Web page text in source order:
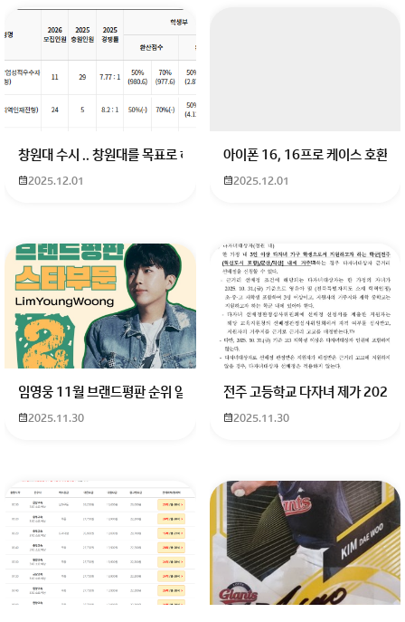
회원가입 혹은 광고 [X]를 누르면 내용이 보입니다
창원대 수시 .. 창원대를 목표로 하고 있는 09년생입니다 지금 제 내신이 5
2025.12.01
아이폰 16, 16프로 케이스 호환
2025.12.01
임영웅 11월 브랜드평판 순위 알고싶어요 임영웅 11월 브랜드평판에서
2025.11.30
전주 고등학교 다자녀 제가 2027
2025.11.30